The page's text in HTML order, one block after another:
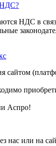
НДС?
НДС в
сайтом
Аспро!
нас или на